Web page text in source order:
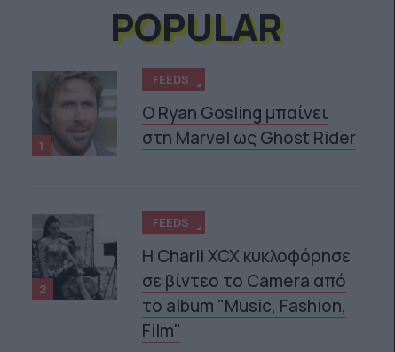
POPULAR
1
FEEDS
Ο Ryan Gosling μπαίνει
στη Marvel ως Ghost Rider
2
FEEDS
H Charli XCX κυκλοφόρησε
σε βίντεο το Camera από
το album "Music, Fashion,
Film"